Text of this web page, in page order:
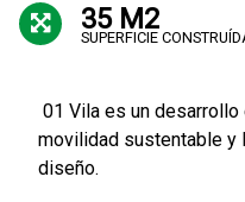
35 M2
SUPERFICIE
01 Vila es un desarrollo
movilidad sustentable y
diseño.